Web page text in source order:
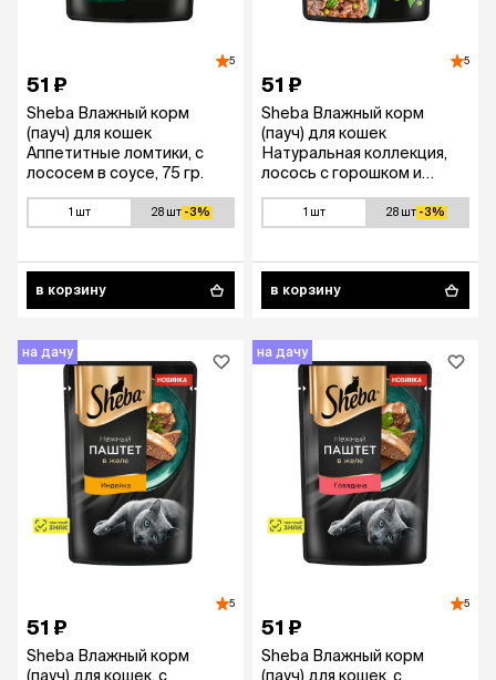
5
51 ₽
Sheba Влажный корм
(пауч) для кошек
Аппетитные ломтики, с
лососем в соусе, 75 гр.
1 шт 28 шт -3%
в корзину
5
51 ₽
Sheba Влажный корм
(пауч) для кошек
Натуральная коллекция,
лосось с горошком и
морковью в соусе, 75 гр.
1 шт 28 шт -3%
в корзину
на дачу
5
51 ₽
Sheba Влажный корм
(пауч) для кошек, с
на дачу
5
51 ₽
Sheba Влажный корм
(пауч) для кошек, с